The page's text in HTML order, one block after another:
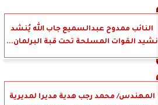
النائب ممدوح عبدالسميع جاب الله يُنشد
نشيد القوات المسلحة تحت قبة البرلمان...
المهندس/ محمد رجب هدية مديرا لمديرية